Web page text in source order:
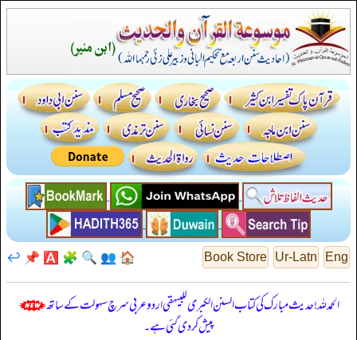
Eng
Ur-Latn
Book Store
🏠
👥
🔍
🧩
🅰️
📌
↩️
الحمدللہ! حدیث مبارک کی کتاب السنن الكبرى للبيهقي اردو عربی سرچ سہولت کے ساتھ
پیش کر دی گئی ہے۔